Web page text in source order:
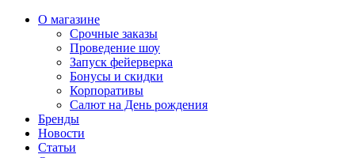
О магазине
Срочные заказы
Проведение шоу
Запуск фейерверка
Бонусы и скидки
Корпоративы
Салют на День рождения
Бренды
Новости
Статьи